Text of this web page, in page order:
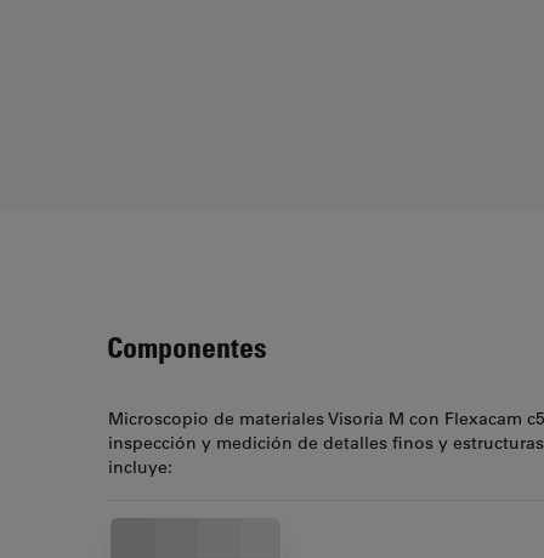
Componentes
Microscopio de materiales Visoria M con Flexacam
inspección y medición de detalles finos y
incluye: